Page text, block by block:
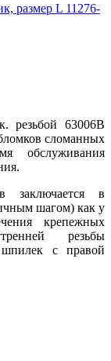
размер L 11276-
резьбой 63006B
сломанных
обслуживания
заключается в
шагом) как у
крепежных
резьбы
шпилек с правой